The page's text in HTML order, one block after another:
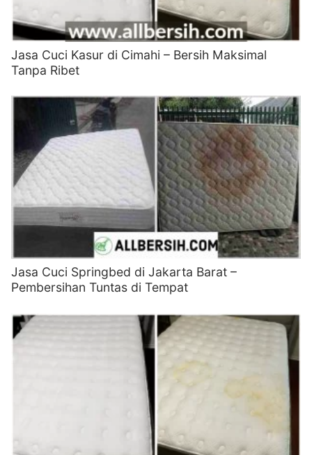
Jasa Cuci Kasur di Cimahi – Bersih Maksimal
Tanpa Ribet
Jasa Cuci Springbed di Jakarta Barat –
Pembersihan Tuntas di Tempat